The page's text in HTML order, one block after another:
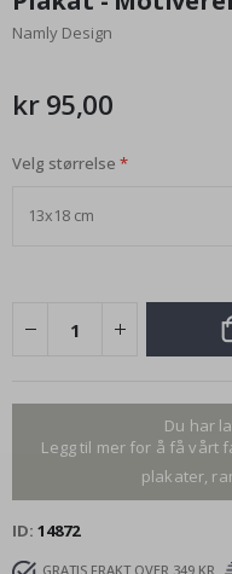
begynnelsen
av
Namly Design
kr 95,00
Velg størrelse
Du har
Legg til mer for å få vårt
plakater,
ID 14872
GRATIS FRAKT OVER 349 KR